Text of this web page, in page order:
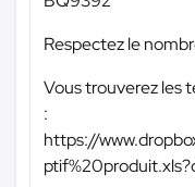
Respectez le
Vous trouverez les
:
https://